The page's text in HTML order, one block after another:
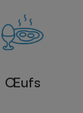
Œufs